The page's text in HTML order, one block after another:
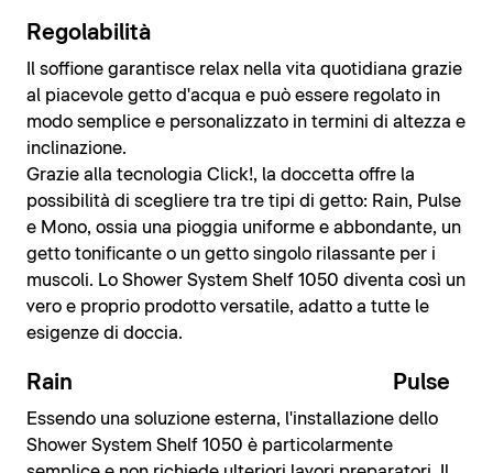
Regolabilità
Il soffione garantisce relax nella vita quotidiana grazie
al piacevole getto d'acqua e può essere regolato in
modo semplice e personalizzato in termini di altezza e
inclinazione.
Grazie alla tecnologia Click!, la doccetta offre la
possibilità di scegliere tra tre tipi di getto: Rain, Pulse
e Mono, ossia una pioggia uniforme e abbondante, un
getto tonificante o un getto singolo rilassante per i
muscoli. Lo Shower System Shelf 1050 diventa così un
vero e proprio prodotto versatile, adatto a tutte le
esigenze di doccia.
Rain Pulse
Essendo una soluzione esterna, l'installazione dello
Shower System Shelf 1050 è particolarmente